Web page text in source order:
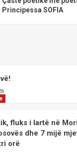
Principessa SOFIA
kulture e art
LUKA
fluks i lartë në
dhe 7 mijë
orë